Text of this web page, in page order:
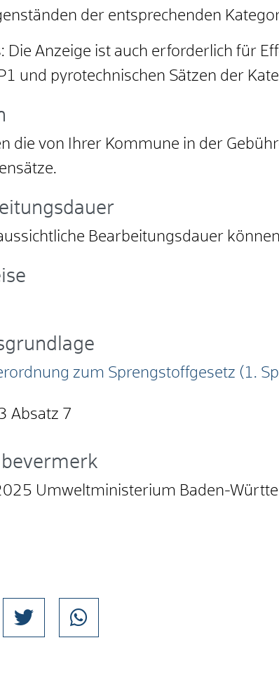
der entsprechenden
Die Anzeige ist auch erforderlich für
und pyrotechnischen Sätzen der
die von Ihrer Kommune in der
Bearbeitungsdauer
zum Sprengstoffgesetz (1.
Absatz 7
Umweltministerium Baden-